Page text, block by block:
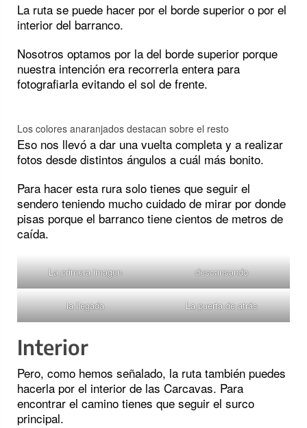
La ruta se puede hacer por el borde superior o por el
interior del barranco.
Nosotros optamos por la del borde superior porque
nuestra intención era recorrerla entera para
fotografiarla evitando el sol de frente.
Los colores anaranjados destacan sobre el resto
Eso nos llevó a dar una vuelta completa y a realizar
fotos desde distintos ángulos a cuál más bonito.
Para hacer esta rura solo tienes que seguir el
sendero teniendo mucho cuidado de mirar por donde
pisas porque el barranco tiene cientos de metros de
caída.
La primera imagen descansando
la llegada La puerta de atrás
Interior
Pero, como hemos señalado, la ruta también puedes
hacerla por el interior de las Carcavas. Para
encontrar el camino tienes que seguir el surco
principal.